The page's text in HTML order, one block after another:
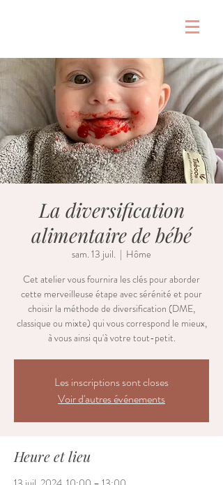
La diversification
alimentaire de bébé
sam. 13 juil.
  |
Hôme
Cet atelier vous fournira les clés pour aborder
cette merveilleuse étape avec sérénité et pour
choisir la méthode de diversification (DME,
classique ou mixte) qui vous correspond le mieux,
à vous ainsi qu'à votre tout-petit.
Les inscriptions sont closes
Voir d'autres événements
Heure et lieu